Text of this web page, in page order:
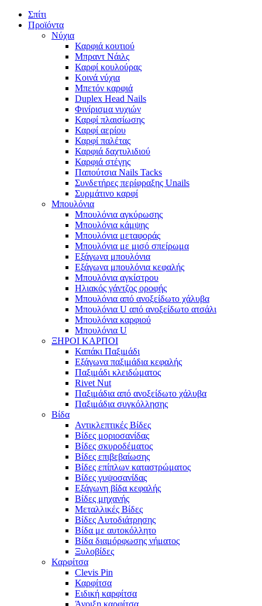
Σπίτι
Προϊόντα
Νύχια
Καρφιά κουτιού
Μπραντ Νάιλς
Καρφί κουλούρας
Κοινά νύχια
Μπετόν καρφιά
Duplex Head Nails
Φινίρισμα νυχιών
Καρφί πλαισίωσης
Καρφί αερίου
Καρφί παλέτας
Καρφιά δαχτυλιδιού
Καρφιά στέγης
Παπούτσια Nails Tacks
Συνδετήρες περίφραξης Unails
Συρμάτινο καρφί
Μπουλόνια
Μπουλόνια αγκύρωσης
Μπουλόνια κάμψης
Μπουλόνια μεταφοράς
Μπουλόνια με μισό σπείρωμα
Εξάγωνα μπουλόνια
Εξάγωνα μπουλόνια κεφαλής
Μπουλόνια αγκίστρου
Ηλιακός γάντζος οροφής
Μπουλόνια από ανοξείδωτο χάλυβα
Μπουλόνια U από ανοξείδωτο ατσάλι
Μπουλόνια καρφιού
Μπουλόνια U
ΞΗΡΟΙ ΚΑΡΠΟΙ
Καπάκι Παξιμάδι
Εξάγωνα παξιμάδια κεφαλής
Παξιμάδι κλειδώματος
Rivet Nut
Παξιμάδια από ανοξείδωτο χάλυβα
Παξιμάδια συγκόλλησης
Βίδα
Αντικλεπτικές Βίδες
Βίδες μοριοσανίδας
Βίδες σκυροδέματος
Βίδες επιβεβαίωσης
Βίδες επίπλων καταστρώματος
Βίδες γυψοσανίδας
Εξάγωνη βίδα κεφαλής
Βίδες μηχανής
Μεταλλικές Βίδες
Βίδες Αυτοδιάτρησης
Βίδα με αυτοκόλλητο
Βίδα διαμόρφωσης νήματος
Ξυλοβίδες
Καρφίτσα
Clevis Pin
Καρφίτσα
Ειδική καρφίτσα
Άνοιξη καρφίτσα